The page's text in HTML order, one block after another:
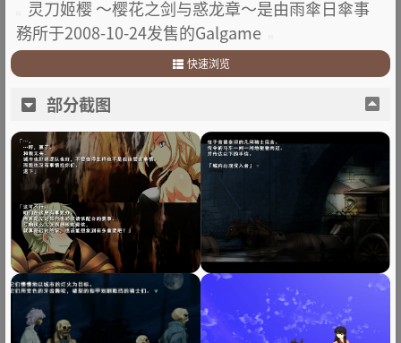
灵刀姬樱 ～樱花之剑与惑龙章～是由雨傘日傘事
務所于2008-10-24发售的Galgame
快速浏览
2.简介部分截图